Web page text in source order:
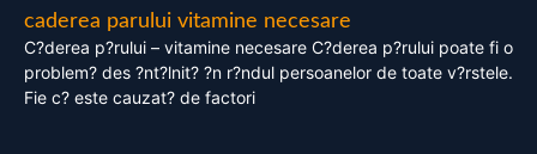
caderea parului vitamine necesare
C?derea p?rului – vitamine necesare C?derea p?rului poate fi o
problem? des ?nt?lnit? ?n r?ndul persoanelor de toate v?rstele.
Fie c? este cauzat? de factori